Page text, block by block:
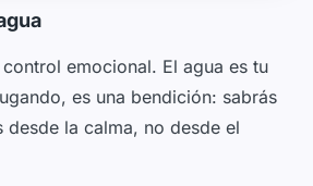
emocional. El agua es tu
es una bendición: sabrás
la calma, no desde el